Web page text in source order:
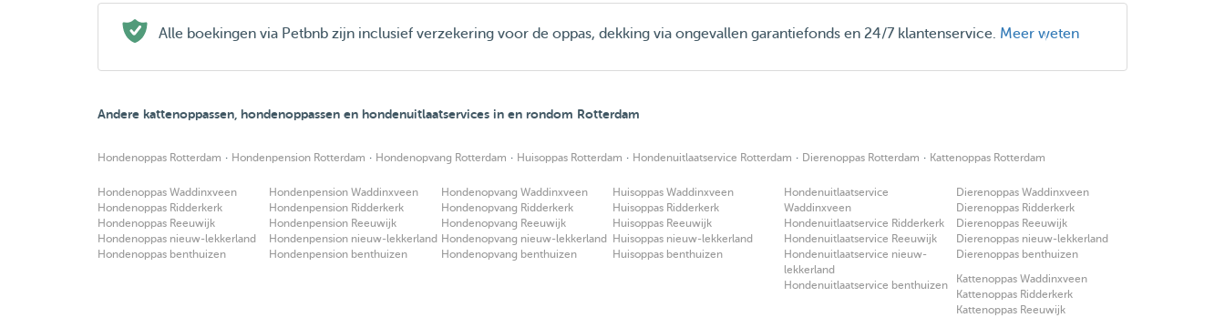
Alle boekingen via Petbnb zijn inclusief verzekering voor de oppas, dekking via ongevallen garantiefonds en 24/7 klantenservice. Meer weten
Andere kattenoppassen, hondenoppassen en hondenuitlaatservices in en rondom Rotterdam
Hondenoppas Rotterdam · Hondenpension Rotterdam · Hondenopvang Rotterdam · Huisoppas Rotterdam · Hondenuitlaatservice Rotterdam · Dierenoppas Rotterdam · Kattenoppas Rotterdam
Hondenoppas Waddinxveen
Hondenoppas Ridderkerk
Hondenoppas Reeuwijk
Hondenoppas nieuw-lekkerland
Hondenoppas benthuizen
Hondenpension Waddinxveen
Hondenpension Ridderkerk
Hondenpension Reeuwijk
Hondenpension nieuw-lekkerland
Hondenpension benthuizen
Hondenopvang Waddinxveen
Hondenopvang Ridderkerk
Hondenopvang Reeuwijk
Hondenopvang nieuw-lekkerland
Hondenopvang benthuizen
Huisoppas Waddinxveen
Huisoppas Ridderkerk
Huisoppas Reeuwijk
Huisoppas nieuw-lekkerland
Huisoppas benthuizen
Hondenuitlaatservice
Waddinxveen
Hondenuitlaatservice Ridderkerk
Hondenuitlaatservice Reeuwijk
Hondenuitlaatservice nieuw-
lekkerland
Hondenuitlaatservice benthuizen
Dierenoppas Waddinxveen
Dierenoppas Ridderkerk
Dierenoppas Reeuwijk
Dierenoppas nieuw-lekkerland
Dierenoppas benthuizen
Kattenoppas Waddinxveen
Kattenoppas Ridderkerk
Kattenoppas Reeuwijk